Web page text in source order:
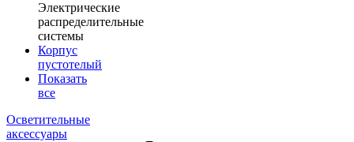
Электрические
распределительные
системы
Корпус
пустотелый
Показать
все
Осветительные
аксессуары